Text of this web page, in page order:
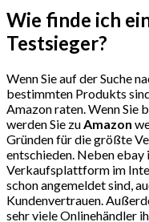
Wie finde ich
Testsieger?
Wenn Sie auf der Suche
bestimmten Produkts
Amazon raten. Wenn Sie
werden Sie zuAmazon
Gründen für die größte
entschieden. Neben
Verkaufsplattform im
schon angemeldet sind,
Kundenvertrauen.
sehr viele Onlinehändler